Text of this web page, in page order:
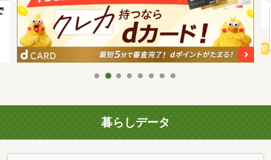
暮らしデータ